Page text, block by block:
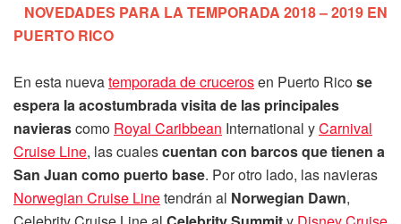
NOVEDADES PARA LA TEMPORADA 2018 – 2019 EN
PUERTO RICO
En esta nuevatemporada de crucerosen Puerto Ricose
espera la acostumbrada visita de las principales
navierascomo Royal Caribbean International yCarnival
Cruise Line, las cualescuentan con barcos que tienen a
San Juan como puerto base. Por otro lado, las navieras
Norwegian Cruise Linetendrán al Norwegian Dawn,